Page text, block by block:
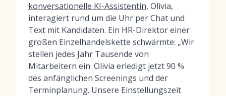
konversationelle KI-Assistentin, Olivia,
interagiert rund um die Uhr per Chat und
Text mit Kandidaten. Ein HR-Direktor einer
großen Einzelhandelskette schwärmte: „Wir
stellen jedes Jahr Tausende von
Mitarbeitern ein. Olivia erledigt jetzt 90 %
des anfänglichen Screenings und der
Terminplanung. Unsere Einstellungszeit